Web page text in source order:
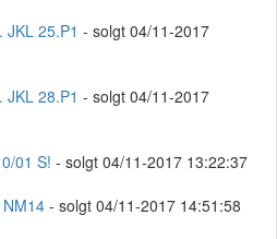
25.P1 - solgt 04/11-2017
28.P1 - solgt 04/11-2017
01 S! - solgt 04/11-2017 13:22:37
- solgt 04/11-2017 14:51:58